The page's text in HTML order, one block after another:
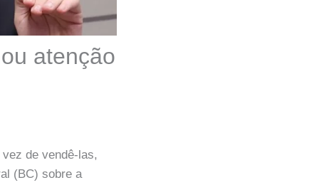
atenção
de vendê-las,
(BC) sobre a